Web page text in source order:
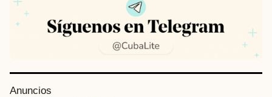
Anuncios
P